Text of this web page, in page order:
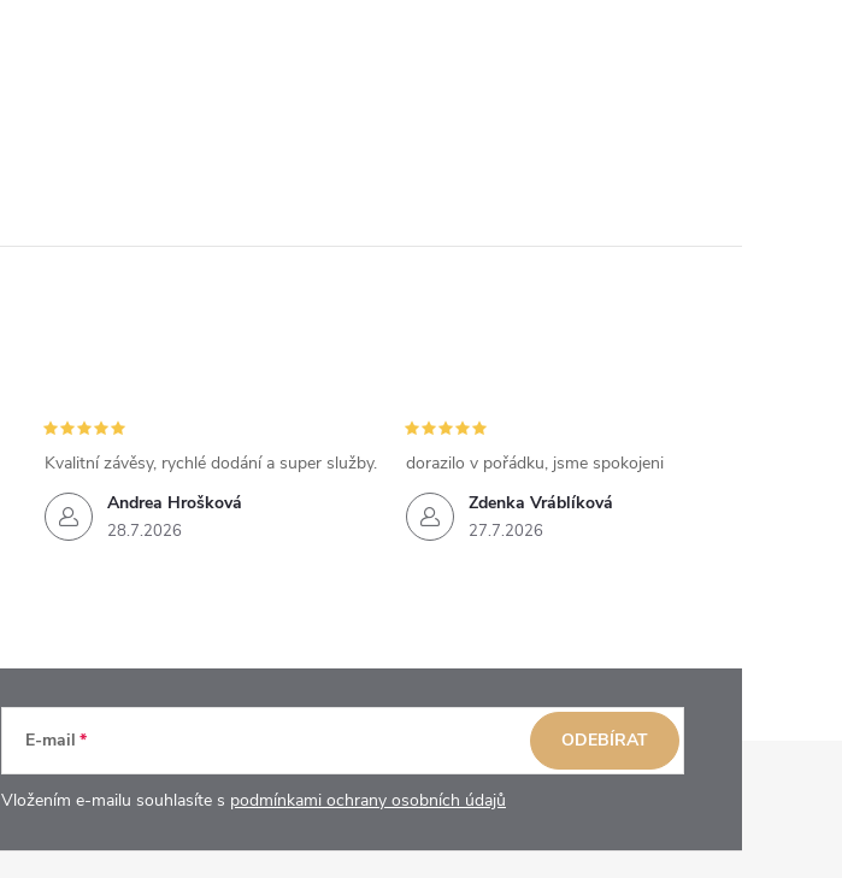
Andrea Hrošková
28.7.2026
Kvalitní závěsy, rychlé dodání a super služby.
Zdenka Vráblíková
27.7.2026
dorazilo v pořádku, jsme spokojeni
E-mail
Vložením e-mailu souhlasíte s podmínkami ochrany osobních údajů
ODEBÍRAT